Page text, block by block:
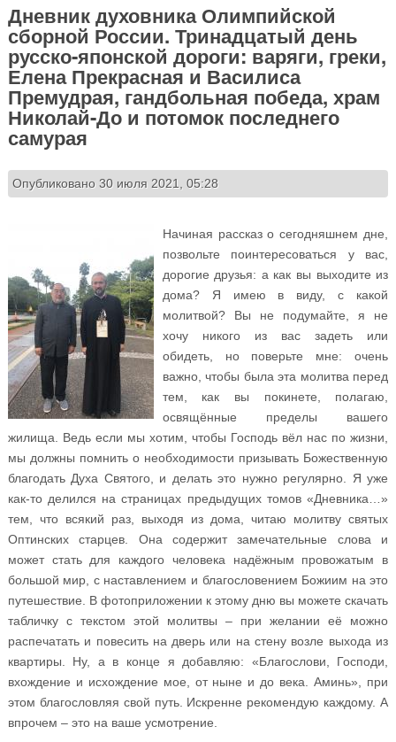
Дневник духовника Олимпийской
сборной России. Тринадцатый день
русско-японской дороги: варяги, греки,
Елена Прекрасная и Василиса
Премудрая, гандбольная победа, храм
Николай-До и потомок последнего
самурая
Опубликовано 30 июля 2021, 05:28
Начиная рассказ о сегодняшнем дне,
позвольте поинтересоваться у вас,
дорогие друзья: а как вы выходите из
дома? Я имею в виду, с какой
молитвой? Вы не подумайте, я не
хочу никого из вас задеть или
обидеть, но поверьте мне: очень
важно, чтобы была эта молитва перед
тем, как вы покинете, полагаю,
освящённые пределы вашего
жилища. Ведь если мы хотим, чтобы Господь вёл нас по жизни,
мы должны помнить о необходимости призывать Божественную
благодать Духа Святого, и делать это нужно регулярно. Я уже
как-то делился на страницах предыдущих томов «Дневника…»
тем, что всякий раз, выходя из дома, читаю молитву святых
Оптинских старцев. Она содержит замечательные слова и
может стать для каждого человека надёжным провожатым в
большой мир, с наставлением и благословением Божиим на это
путешествие. В фотоприложении к этому дню вы можете скачать
табличку с текстом этой молитвы – при желании её можно
распечатать и повесить на дверь или на стену возле выхода из
квартиры. Ну, а в конце я добавляю: «Благослови, Господи,
вхождение и исхождение мое, от ныне и до века. Аминь», при
этом благословляя свой путь. Искренне рекомендую каждому. А
впрочем – это на ваше усмотрение.